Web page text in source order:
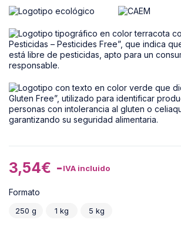
3,54€ -IVA incluido
Formato
250 g 1 kg 5 kg